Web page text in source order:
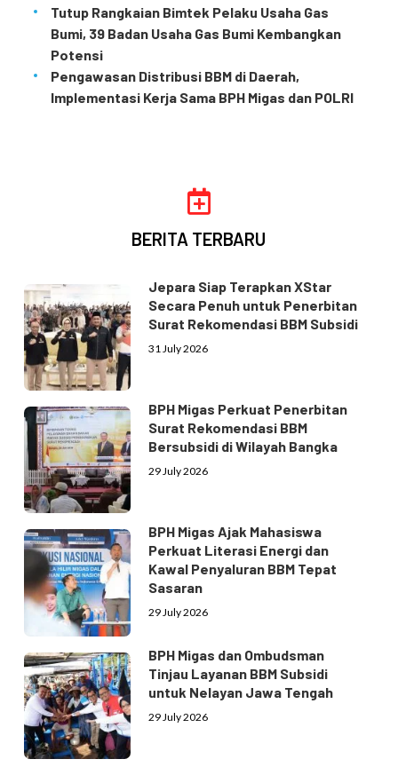
Tutup Rangkaian Bimtek Pelaku Usaha Gas
Bumi, 39 Badan Usaha Gas Bumi Kembangkan
Potensi
Pengawasan Distribusi BBM di Daerah,
Implementasi Kerja Sama BPH Migas dan POLRI
BERITA TERBARU
Jepara Siap Terapkan XStar
Secara Penuh untuk Penerbitan
Surat Rekomendasi BBM Subsidi
31 July 2026
BPH Migas Perkuat Penerbitan
Surat Rekomendasi BBM
Bersubsidi di Wilayah Bangka
29 July 2026
BPH Migas Ajak Mahasiswa
Perkuat Literasi Energi dan
Kawal Penyaluran BBM Tepat
Sasaran
29 July 2026
BPH Migas dan Ombudsman
Tinjau Layanan BBM Subsidi
untuk Nelayan Jawa Tengah
29 July 2026